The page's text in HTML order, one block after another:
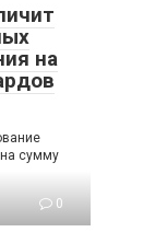
на
сумму
0